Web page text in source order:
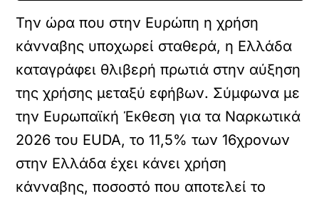
Την ώρα που στην Ευρώπη η χρήση
κάνναβης υποχωρεί σταθερά, η Ελλάδα
καταγράφει θλιβερή πρωτιά στην αύξηση
της χρήσης μεταξύ εφήβων. Σύμφωνα με
την Ευρωπαϊκή Έκθεση για τα Ναρκωτικά
2026 του EUDA, το 11,5% των 16χρονων
στην Ελλάδα έχει κάνει χρήση
κάνναβης, ποσοστό που αποτελεί το